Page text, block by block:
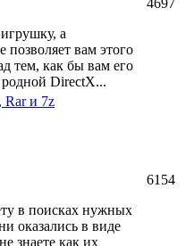
а
вам этого
тем, как бы вам его
родной DirectX...
4697
Rar и 7z
в поисках нужных
оказались в виде
знаете как их
6154